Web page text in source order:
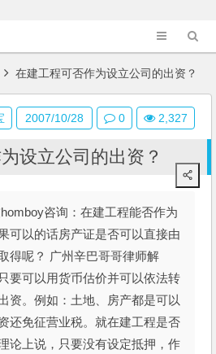
在建工程可否作为设立公司的出资？
设立公司的出资？
咨询：在建工程能否作为
可以的话房产证是否可以直接由
得呢？ 广州辛巴哥哥律师解
要可以用货币估价并可以依法转
资。例如：土地、房产都是可以
还免征营业税。就在建工程是否
论上说，只要没有设定抵押，作
2007/10/28 0 2,327